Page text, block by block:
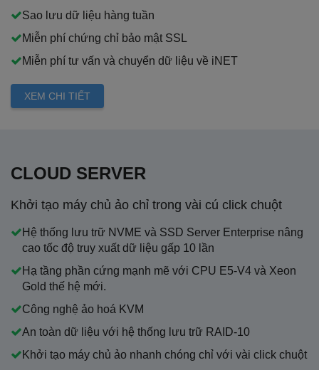
Sao lưu dữ liệu hàng tuần
Miễn phí chứng chỉ bảo mật SSL
Miễn phí tư vấn và chuyển dữ liệu về iNET
XEM CHI TIẾT
CLOUD SERVER
Khởi tạo máy chủ ảo chỉ trong vài cú click chuột
Hệ thống lưu trữ NVME và SSD Server Enterprise nâng
cao tốc độ truy xuất dữ liệu gấp 10 lần
Hạ tầng phần cứng mạnh mẽ với CPU E5-V4 và Xeon
Gold thế hệ mới.
Công nghệ ảo hoá KVM
An toàn dữ liệu với hệ thống lưu trữ RAID-10
Khởi tạo máy chủ ảo nhanh chóng chỉ với vài click chuột